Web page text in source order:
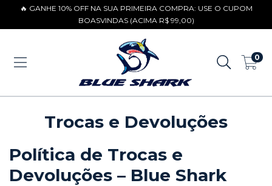
🔥 GANHE 10% OFF NA SUA PRIMEIRA COMPRA: USE O CUPOM
BOASVINDAS (ACIMA R$ 99,00)
0
Trocas e Devoluções
Política de Trocas e
Devoluções – Blue Shark